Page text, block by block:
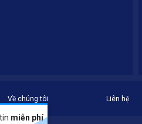
Về chúng tôi Liên hệ
miễn phí